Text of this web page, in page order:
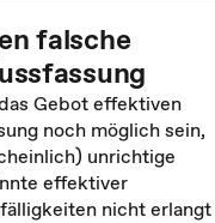
falsche
Gebot effektiven
noch möglich sein,
unrichtige
effektiver
nicht erlangt